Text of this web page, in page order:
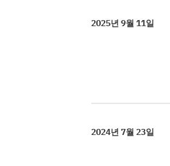
2025년 9월 11일
2024년 7월 23일